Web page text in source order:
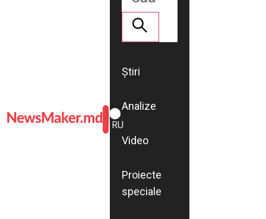
ROMÂNĂ
RU
Știri
Analize
Video
Proiecte
speciale